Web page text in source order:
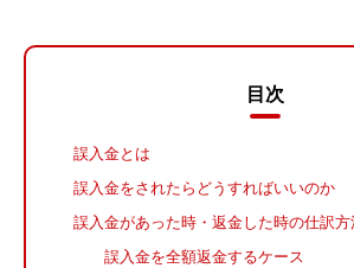
目次
誤入金とは
誤入金をされたらどうすればいいのか
誤入金があった時・返金した時の仕訳方
誤入金を全額返金するケース